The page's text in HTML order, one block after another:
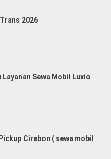
( sewa mobil
2026
Sewa Mobil Luxio
Cirebon ( sewa mobil